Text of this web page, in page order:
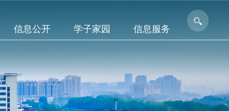
信息公开 学子家园 信息服务